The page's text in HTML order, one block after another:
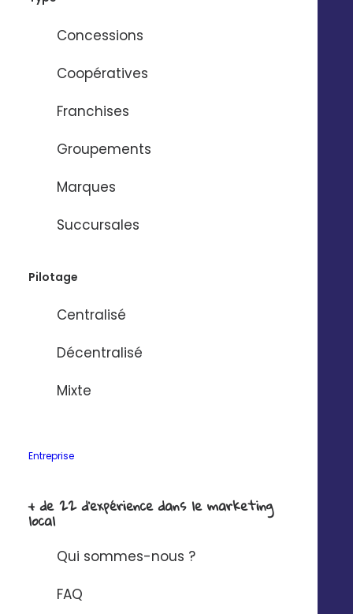
Concessions
Coopératives
Franchises
Groupements
Marques
Succursales
Pilotage
Centralisé
Décentralisé
Mixte
Entreprise
+ de 22 d'expérience dans le marketing
local
Qui sommes-nous ?
FAQ
Retrouvez tous les essentiels de bureau
personnalisés pour répondre à tous vos
besoins : cartes de visites, papier à en-